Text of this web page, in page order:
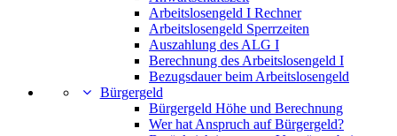
Arbeitslosengeld I Rechner
Arbeitslosengeld Sperrzeiten
Auszahlung des ALG I
Berechnung des Arbeitslosengeld I
Bezugsdauer beim Arbeitslosengeld
Bürgergeld
Bürgergeld Höhe und Berechnung
Wer hat Anspruch auf Bürgergeld?